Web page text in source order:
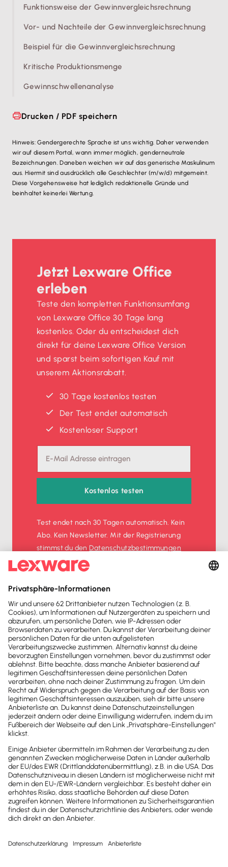
Funktionsweise der Gewinnvergleichsrechnung
Vor- und Nachteile der Gewinnvergleichsrechnung
Beispiel für die Gewinnvergleichsrechnung
Kritische Produktionsmenge
Gewinnschwellenanalyse
Drucken / PDF speichern
Hinweis: Gendergerechte Sprache ist uns wichtig. Daher verwenden
wir auf diesem Portal, wann immer möglich, genderneutrale
Bezeichnungen. Daneben weichen wir auf das generische Maskulinum
aus. Hiermit sind ausdrücklich alle Geschlechter (m/w/d) mitgemeint.
Diese Vorgehensweise hat lediglich redaktionelle Gründe und
beinhaltet keinerlei Wertung.
Jetzt Lexware Office
erleben
Teste den kompletten Funktionsumfang
von Lexware Office 30 Tage lang
kostenlos. Oder du entscheidest dich
direkt für deine Lexware Office Version
und sparst beim sofortigen Kauf mit
unserem Aktionsrabatt.
30 Tage kostenlos testen
Der Test endet automatisch
Kostenloser Support
Kostenlos testen
Test endet nach 30 Tagen automatisch. Kein
Abo. Kein Newsletter. Mit der Registrierung
stimmst du denDatenschutz­bestimmungen
und denAGBzu.
Sofort50%
Newsletter
Brandheiße
News direkt in
dein Postfach
wichtige News zu
Gesetzesänderungen,
hilfreiche Praxis-Tipps und
kostenlose Tools für
Unternehmen erhalten?
Dann abonniere unseren